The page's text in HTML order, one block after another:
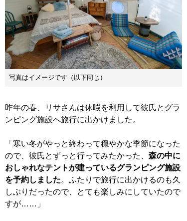
写真はイメージです（以下同じ）
昨年の春、リサさんは休暇を利用して彼氏とグラ
ンピング施設へ旅行に出かけました。
「寒い冬がやっと終わって穏やかな季節になった
ので、彼氏とずっと行ってみたかった、 森の中に
おしゃれなテントが建っているグランピング施設
を予約しました。ふたりで旅行に出かけるのも久
しぶりだったので、とても楽しみにしていたので
すが……」